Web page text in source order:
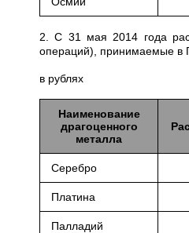
2. С 31 мая 2014 года
операций), принимаемые в
в рублях
Наименование
драгоценного
металла
Серебро
Платина
Палладий